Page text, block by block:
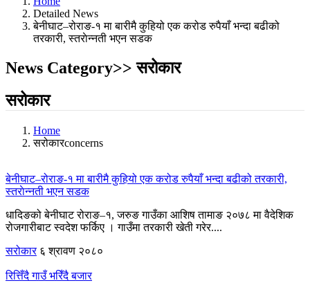
Detailed News
बेनीघाट–रोराङ-१ मा बारीमै कुहियो एक करोड रुपैयाँ भन्दा बढीको
तरकारी, स्तराेन्नती भएन सडक
News Category>> सरोकार
सरोकार
Home
सरोकारconcerns
बेनीघाट–रोराङ-१ मा बारीमै कुहियो एक करोड रुपैयाँ भन्दा बढीको तरकारी,
स्तराेन्नती भएन सडक
धादिङको बेनीघाट रोराङ–१, जरुङ गाउँका आशिष तामाङ २०७८ मा वैदेशिक
रोजगारीबाट स्वदेश फर्किए । गाउँमा तरकारी खेती गरेर....
सरोकार ६ श्रावण २०८०
रित्तिँदै गाउँ भरिँदै बजार